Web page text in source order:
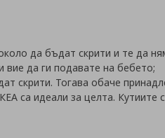
да бъдат скрити и те да
вие да ги подавате на бебето;
скрити. Тогава обаче
са идеали за целта.